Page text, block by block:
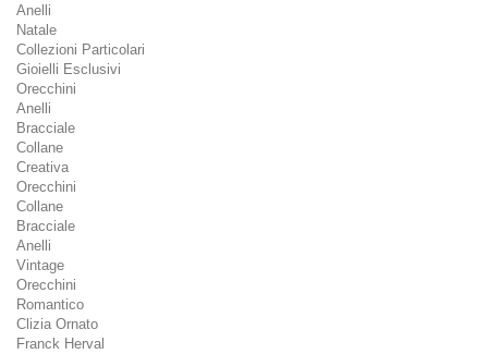
Anelli
Natale
Collezioni Particolari
Gioielli Esclusivi
Orecchini
Anelli
Bracciale
Collane
Creativa
Orecchini
Collane
Bracciale
Anelli
Vintage
Orecchini
Romantico
Clizia Ornato
Franck Herval